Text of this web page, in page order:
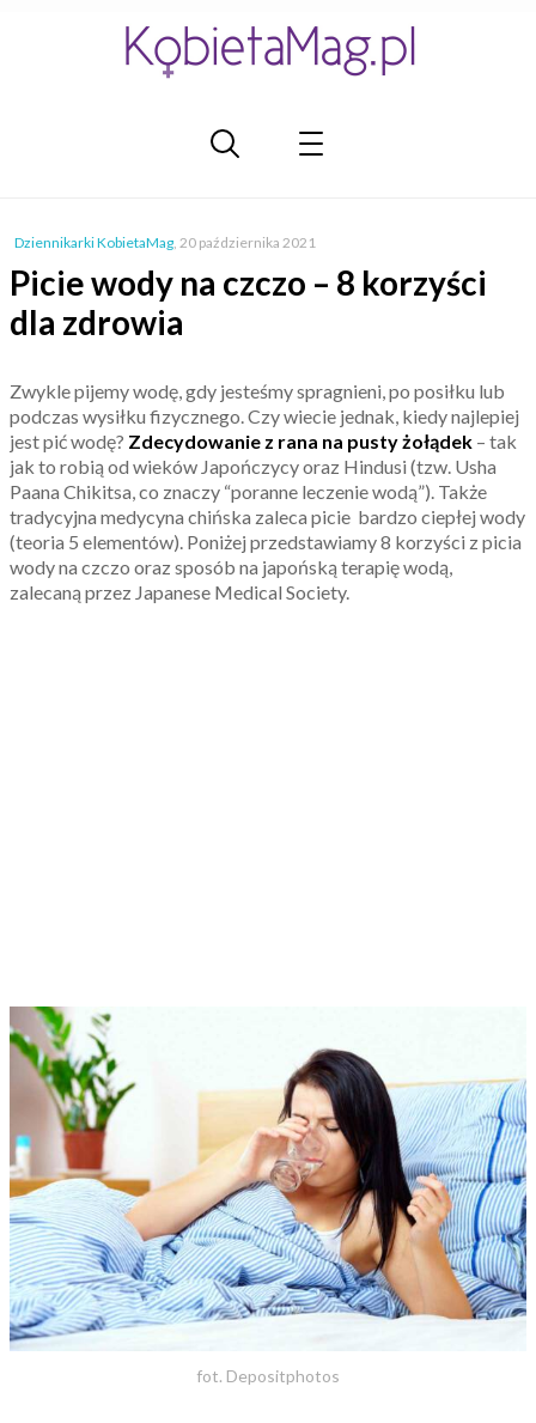
Dziennikarki KobietaMag, 20 października 2021
Picie wody na czczo – 8 korzyści
dla zdrowia
Zwykle pijemy wodę, gdy jesteśmy spragnieni, po posiłku lub
podczas wysiłku fizycznego.Czy wiecie jednak, kiedy najlepiej
jest pić wodę? Zdecydowanie z rana na pusty żołądek – tak
jak to robią od wieków Japończycy oraz Hindusi (tzw. Usha
Paana Chikitsa, co znaczy “poranne leczenie wodą”). Także
tradycyjna medycyna chińska zaleca picie bardzo ciepłej wody
(teoria 5 elementów). Poniżej przedstawiamy 8 korzyści z picia
wody na czczo oraz sposób na japońską terapię wodą,
zalecaną przez Japanese Medical Society.
fot. Depositphotos